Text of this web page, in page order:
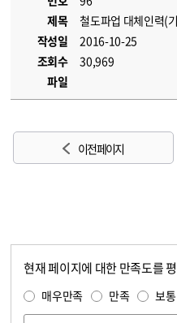
제목
철도파업 대체인력(
작성일
2016-10-25
조회수
30,969
파일
이전 페이지
현재 페이지에 대한 만족도를
매우만족 만족 보통